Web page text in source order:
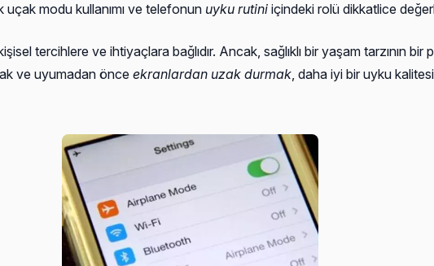
modu kullanımı ve telefonun uyku rutini içindeki rolü dikkatlice
tercihlere ve ihtiyaçlara bağlıdır. Ancak, sağlıklı bir yaşam tarzının bir
ve uyumadan önce ekranlardan uzak durmak, daha iyi bir uyku